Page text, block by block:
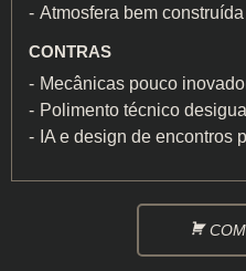
Atmosfera bem
CONTRAS
Mecânicas pouco
Polimento técnico
IA e design de encontros